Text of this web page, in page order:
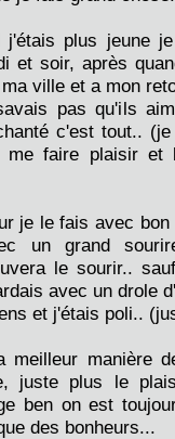
j'étais plus jeune
et soir, après
ville et a mon
pas qu'ils
c'est tout..
faire plaisir et
je le fais avec
un grand
le sourir..
avec un drole
et j'étais poli..
manière
juste plus le
ben on est
des bonheurs...